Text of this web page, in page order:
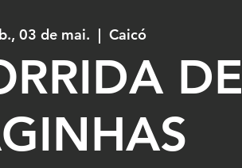
03 de mai.
  |
Caicó
DE